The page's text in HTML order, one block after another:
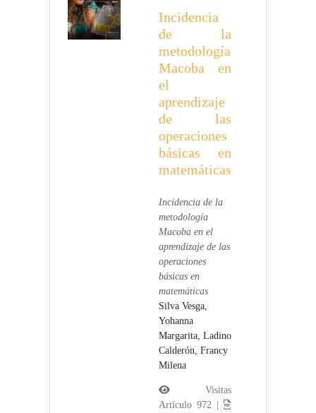
Incidencia
de la
metodología
Macoba en
el
aprendizaje
de las
operaciones
básicas en
matemáticas
Incidencia de la
metodología
Macoba en el
aprendizaje de las
operaciones
básicas en
matemáticas
Silva Vesga,
Yohanna
Margarita, Ladino
Calderón, Francy
Milena
Visitas
Artículo 972 |